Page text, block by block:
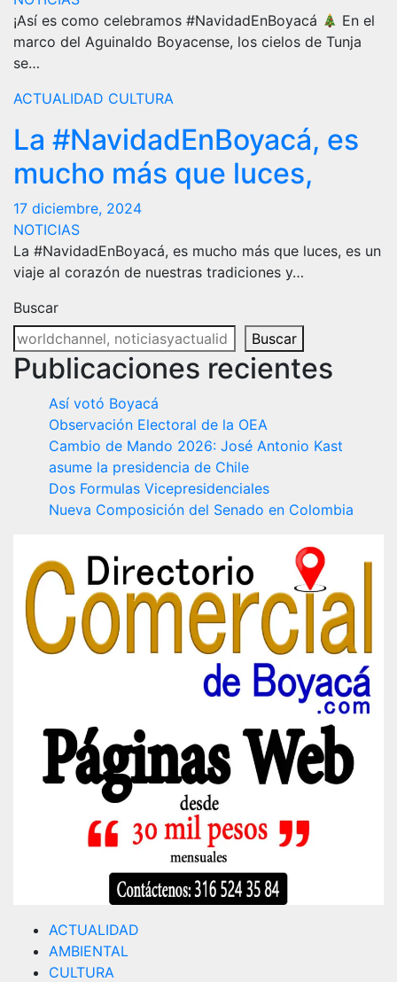
¡Así es como celebramos #NavidadEnBoyacá
En el
marco del Aguinaldo Boyacense, los cielos de Tunja
se…
ACTUALIDAD CULTURA
La #NavidadEnBoyacá, es
mucho más que luces,
17 diciembre, 2024
NOTICIAS
La #NavidadEnBoyacá, es mucho más que luces, es un
viaje al corazón de nuestras tradiciones y…
Buscar
Buscar
Publicaciones recientes
Así votó Boyacá
Observación Electoral de la OEA
Cambio de Mando 2026: José Antonio Kast
asume la presidencia de Chile
Dos Formulas Vicepresidenciales
Nueva Composición del Senado en Colombia
ACTUALIDAD
AMBIENTAL
CULTURA